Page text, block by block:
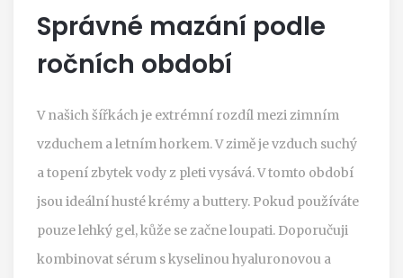
Správné mazání podle
ročních období
V našich šířkách je extrémní rozdíl mezi zimním
vzduchem a letním horkem. V zimě je vzduch suchý
a topení zbytek vody z pleti vysává. V tomto období
jsou ideální husté krémy a buttery. Pokud používáte
pouze lehký gel, kůže se začne loupati. Doporučuji
kombinovat sérum s kyselinou hyaluronovou a